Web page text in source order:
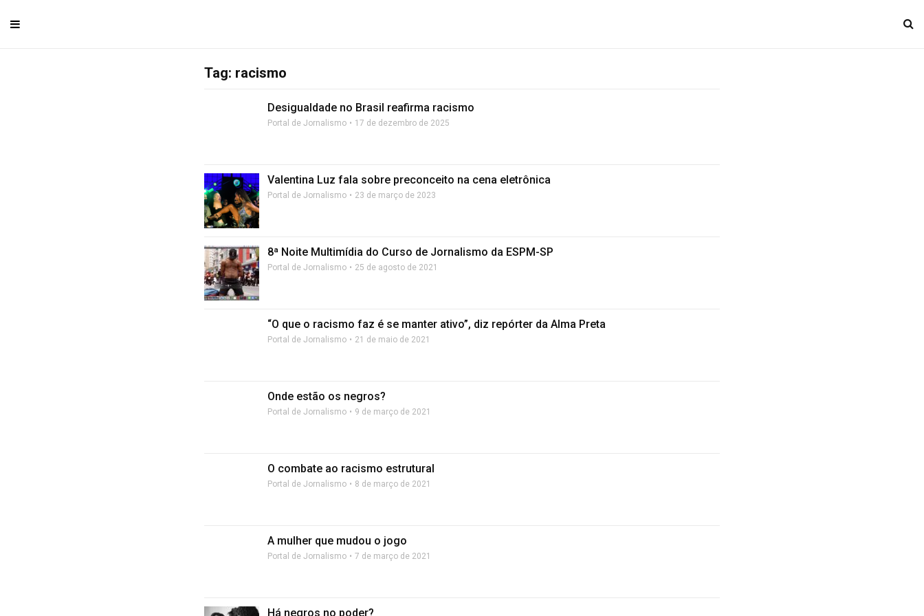
Tag: racismo
Desigualdade no Brasil reafirma racismo
Portal de Jornalismo 17 de dezembro de 2025
Valentina Luz fala sobre preconceito na cena eletrônica
Portal de Jornalismo 23 de março de 2023
8ª Noite Multimídia do Curso de Jornalismo da ESPM-SP
Portal de Jornalismo 25 de agosto de 2021
“O que o racismo faz é se manter ativo”, diz repórter da Alma Preta
Portal de Jornalismo 21 de maio de 2021
Onde estão os negros?
Portal de Jornalismo 9 de março de 2021
O combate ao racismo estrutural
Portal de Jornalismo 8 de março de 2021
A mulher que mudou o jogo
Portal de Jornalismo 7 de março de 2021
Há negros no poder?